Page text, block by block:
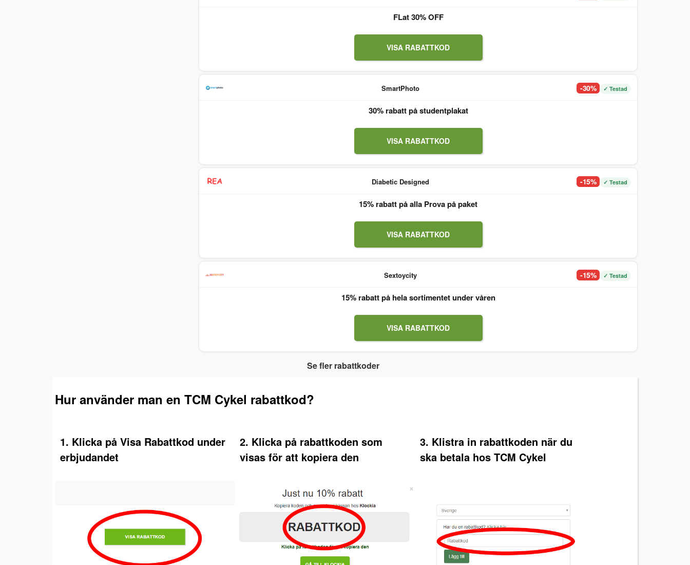
FLat 30% OFF
VISA RABATTKOD
SmartPhoto -30% ✓ Testad
30% rabatt på studentplakat
VISA RABATTKOD
Diabetic Designed -15% ✓ Testad
15% rabatt på alla Prova på paket
VISA RABATTKOD
Sextoycity -15% ✓ Testad
15% rabatt på hela sortimentet under våren
VISA RABATTKOD
Se fler rabattkoder
Hur använder man en TCM Cykel rabattkod?
1. Klicka på Visa Rabattkod under
erbjudandet
2. Klicka på rabattkoden som
visas för att kopiera den
3. Klistra in rabattkoden när du
ska betala hos TCM Cykel